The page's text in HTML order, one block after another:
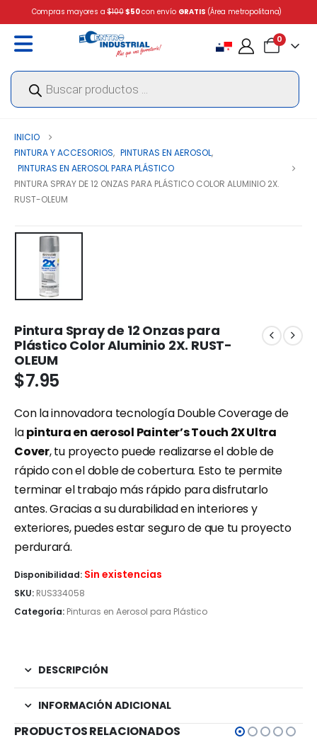
Compras mayores a$100 $50con envío GRATIS (Área metropolitana)
0
Búsqueda
productos
INICIO
PINTURA Y ACCESORIOS, PINTURAS EN AEROSOL,
PINTURAS EN AEROSOL PARA PLÁSTICO
PINTURA SPRAY DE 12 ONZAS PARA PLÁSTICO COLOR ALUMINIO 2X.
RUST-OLEUM
Pintura Spray de 12 Onzas para
Plástico Color Aluminio 2X. RUST-
OLEUM
$7.95
Con la innovadora tecnología Double Coverage de
lapintura en aerosol Painter’s Touch 2X Ultra
Cover, tu proyecto puede realizarse el doble de
rápido con el doble de cobertura. Esto te permite
terminar el trabajo más rápido para disfrutarlo
antes. Gracias a su durabilidad en interiores y
exteriores, puedes estar seguro de que tu proyecto
perdurará.
Disponibilidad: Sin existencias
SKU: RUS334058
Categoría: Pinturas en Aerosol para Plástico
DESCRIPCIÓN
INFORMACIÓN ADICIONAL
PRODUCTOS RELACIONADOS